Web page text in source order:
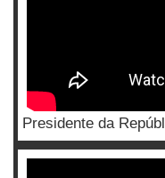
Presidente da